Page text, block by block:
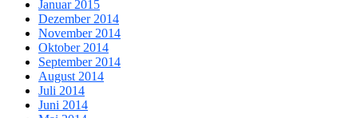
Januar 2015
Dezember 2014
November 2014
Oktober 2014
September 2014
August 2014
Juli 2014
Juni 2014